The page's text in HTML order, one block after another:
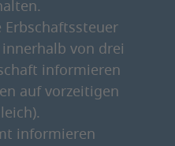
Erbschaftssteuer
von drei
informieren
auf vorzeitigen
informieren